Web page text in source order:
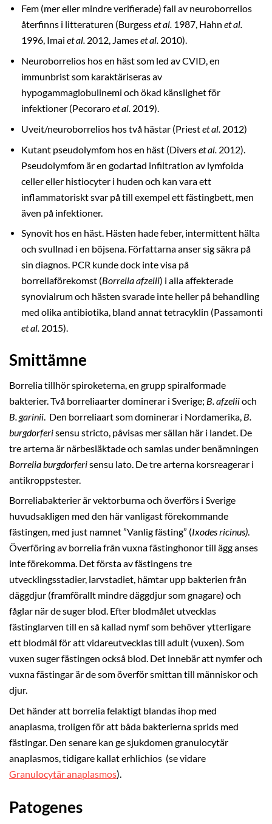
Fem (mer eller mindre verifierade) fall av neuroborrelios
återfinns i litteraturen (Burgesset al. 1987, Hahn et al.
1996, Imai et al. 2012, Jameset al. 2010).
Neuroborrelios hos en häst som led av CVID, en
immunbrist som karaktäriseras av
hypogammaglobulinemi och ökad känslighet för
infektioner (Pecoraroet al. 2019).
Uveit/neuroborrelios hos två hästar (Priestet al. 2012)
Kutant pseudolymfom hos en häst (Diverset al. 2012).
Pseudolymfom är en godartad infiltration av lymfoida
celler eller histiocyter i huden och kan vara ett
inflammatoriskt svar på till exempel ett fästingbett, men
även på infektioner.
Synovit hos en häst. Hästen hade feber, intermittent hälta
och svullnad i en böjsena. Författarna anser sig säkra på
sin diagnos. PCR kunde dock inte visa på
borreliaförekomst (Borrelia afzelii) i alla affekterade
synovialrum och hästen svarade inte heller på behandling
med olika antibiotika, bland annat tetracyklin (Passamonti
et al. 2015).
Smittämne
Borrelia tillhör spiroketerna, en grupp spiralformade
bakterier. Två borreliaarter dominerar i Sverige; B. afzeliioch
B. garinii . Den borreliaart som dominerar i Nordamerika, B.
burgdorferisensu stricto, påvisas mer sällan här i landet. De
tre arterna är närbesläktade och samlas under benämningen
Borrelia burgdorferisensu lato. De tre arterna korsreagerar i
antikroppstester.
Borreliabakterier är vektorburna och överförs i Sverige
huvudsakligen med den här vanligast förekommande
fästingen, med just namnet ”Vanlig fästing” (Ixodes ricinus).
Överföring av borrelia från vuxna fästinghonor till ägg anses
inte förekomma. Det första av fästingens tre
utvecklingsstadier, larvstadiet, hämtar upp bakterien från
däggdjur (framförallt mindre däggdjur som gnagare) och
fåglar när de suger blod. Efter blodmålet utvecklas
fästinglarven till en så kallad nymf som behöver ytterligare
ett blodmål för att vidareutvecklas till adult (vuxen). Som
vuxen suger fästingen också blod. Det innebär att nymfer och
vuxna fästingar är de som överför smittan till människor och
djur.
Det händer att borrelia felaktigt blandas ihop med
anaplasma, troligen för att båda bakterierna sprids med
fästingar. Den senare kan ge sjukdomen granulocytär
anaplasmos, tidigare kallat erhlichios (se vidare
Granulocytär anaplasmos).
Patogenes